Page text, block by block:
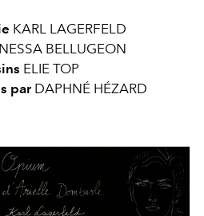
KARL LAGERFELD
BELLUGEON
ELIE TOP
par DAPHNÉ HÉZARD